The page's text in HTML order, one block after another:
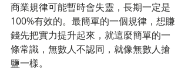
商業規律可能暫時會失靈，長期一定是
100%有效的。最簡單的一個規律，想賺
錢先把實力提升起來，就這麼簡單的一
條常識，無數人不認同，就像無數人搶
鹽一樣。